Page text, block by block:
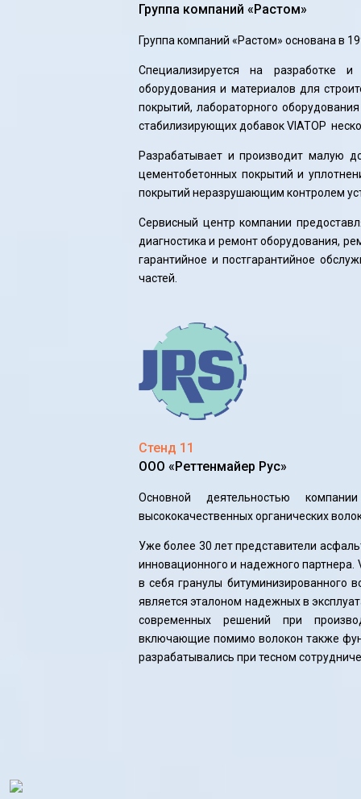
Группа компаний «Растом»
Группа компаний «Растом» основана в
Специализируется на разработке
оборудования и материалов для
покрытий, лабораторного
стабилизирующих добавок VIATOP
Разрабатывает и производит малую
цементобетонных покрытий и
покрытий неразрушающим контролем
Сервисный центр компании
диагностика и ремонт оборудования,
гарантийное и постгарантийное
частей.
Стенд 11
ООО «Реттенмайер Рус»
Основной деятельностью
высококачественных органических
Уже более 30 лет представители
инновационного и надежного
в себя гранулы битуминизированного
является эталоном надежных в
современных решений при
включающие помимо волокон также
разрабатывались при тесном